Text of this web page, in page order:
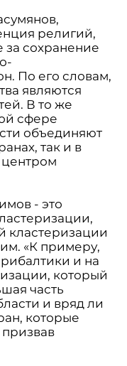
религий,
за сохранение
По его словам,
являются
В то же
сфере
объединяют
так и в
центром
- это
кластеризации
«К примеру,
и на
который
часть
и вряд ли
которые